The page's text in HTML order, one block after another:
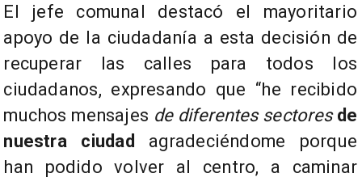
El jefe comunal destacó el mayoritario
apoyo de la ciudadanía a esta decisión de
recuperar las calles para todos los
ciudadanos, expresando que “he recibido
muchos mensajes de diferentes sectores de
nuestra ciudad
agradeciéndome porque
han podido volver al centro, a caminar